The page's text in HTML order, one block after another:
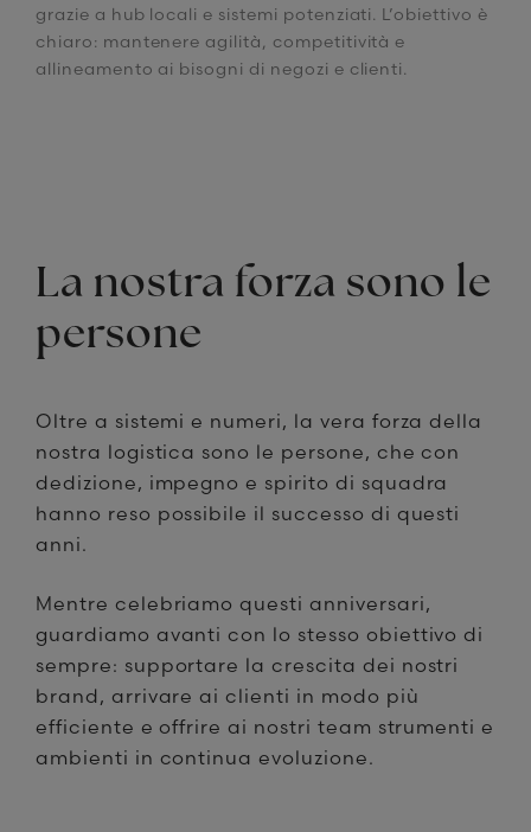
grazie a hub locali e sistemi potenziati. L’obiettivo è
chiaro: mantenere agilità, competitività e
allineamento ai bisogni di negozi e clienti.
La nostra forza sono le
persone
Oltre a sistemi e numeri, la vera forza della
nostra logistica sono le persone, che con
dedizione, impegno e spirito di squadra
hanno reso possibile il successo di questi
anni.
Mentre celebriamo questi anniversari,
guardiamo avanti con lo stesso obiettivo di
sempre: supportare la crescita dei nostri
brand, arrivare ai clienti in modo più
efficiente e offrire ai nostri team strumenti e
ambienti in continua evoluzione.